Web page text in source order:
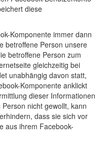
diese
Komponente immer dann
betroffene Person unsere
betroffene Person zum
gleichzeitig bei
unabhängig davon statt,
Komponente anklickt
dieser Informationen
nicht gewollt, kann
dass sie sich vor
aus ihrem Facebook-